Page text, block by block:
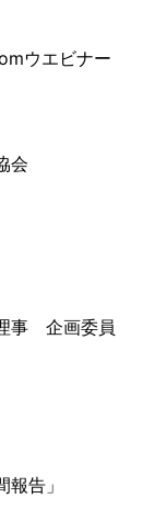
ウエビナー
会
事 企画委員
告」